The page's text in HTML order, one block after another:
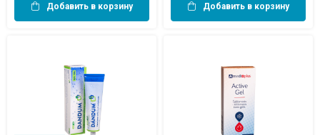
Добавить в корзину Добавить в корзину